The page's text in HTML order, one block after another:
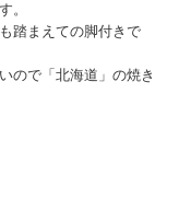
。
踏まえての脚付きで
ので「北海道」の焼き